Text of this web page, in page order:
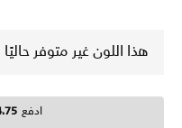
هذا اللون غير متوفر حاليًا
ادفع 14.75